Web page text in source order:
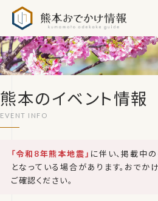
熊本のイベント情報
「令和8年熊本地震」 に伴い、掲載中
となっている場合があります。おでか
ご確認ください。